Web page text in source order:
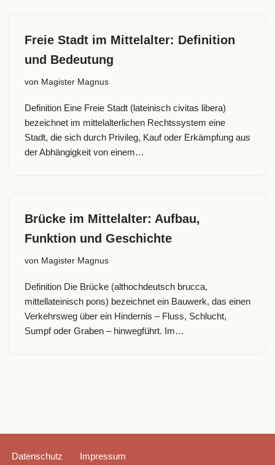
Freie Stadt im Mittelalter: Definition
und Bedeutung
von Magister Magnus
Definition Eine Freie Stadt (lateinisch civitas libera)
bezeichnet im mittelalterlichen Rechtssystem eine
Stadt, die sich durch Privileg, Kauf oder Erkämpfung aus
der Abhängigkeit von einem…
Brücke im Mittelalter: Aufbau,
Funktion und Geschichte
von Magister Magnus
Definition Die Brücke (althochdeutsch brucca,
mittellateinisch pons) bezeichnet ein Bauwerk, das einen
Verkehrsweg über ein Hindernis – Fluss, Schlucht,
Sumpf oder Graben – hinwegführt. Im…
Datenschutz Impressum